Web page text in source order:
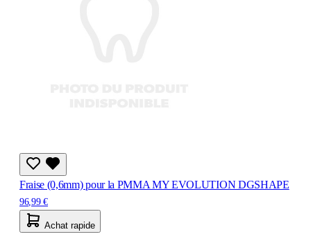
Fraise (0,6mm) pour la PMMA MY EVOLUTION DGSHAPE
96,99 €
Achat rapide